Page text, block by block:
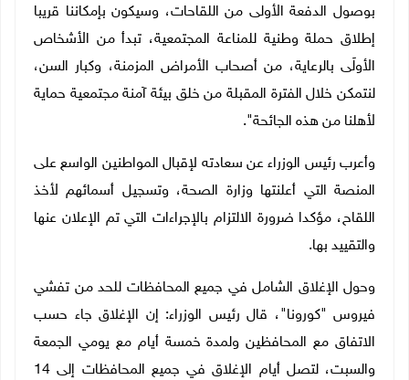
بوصول الدفعة الأولى من اللقاحات، وسيكون بإمكاننا قريبا
إطلاق حملة وطنية للمناعة المجتمعية، تبدأ من الأشخاص
الأولَى بالرعاية، من أصحاب الأمراض المزمنة، وكبار السن،
لنتمكن خلال الفترة المقبلة من خلق بيئة آمنة مجتمعية حماية
لأهلنا من هذه الجائحة".
وأعرب رئيس الوزراء عن سعادته لإقبال المواطنين الواسع على
المنصة التي أعلنتها وزارة الصحة، وتسجيل أسمائهم لأخذ
اللقاح، مؤكدا ضرورة الالتزام بالإجراءات التي تم الإعلان عنها
والتقييد بها.
وحول الإغلاق الشامل في جميع المحافظات للحد من تفشي
فيروس "كورونا"، قال رئيس الوزراء: إن الإغلاق جاء حسب
الاتفاق مع المحافظين ولمدة خمسة أيام مع يومي الجمعة
والسبت، لتصل أيام الإغلاق في جميع المحافظات إلى 14